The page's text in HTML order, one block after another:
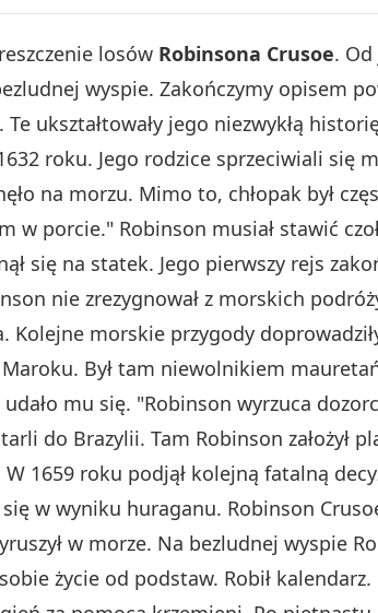
losów Robinsona Crusoe.
wyspie. Zakończymy opisem
ukształtowały jego niezwykłą
roku. Jego rodzice sprzeciwiali
na morzu. Mimo to, chłopak był
w porcie." Robinson musiał stawić
się na statek. Jego pierwszy rejs
nie zrezygnował z morskich
Kolejne morskie przygody
Był tam niewolnikiem
mu się. "Robinson wyrzuca
do Brazylii. Tam Robinson założył
1659 roku podjął kolejną fatalną
w wyniku huraganu. Robinson
w morze. Na bezludnej wyspie
życie od podstaw. Robił